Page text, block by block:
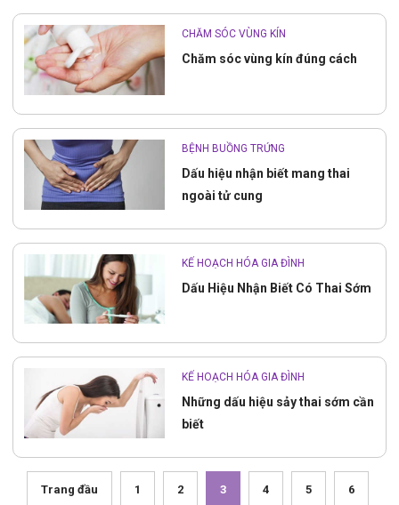
CHĂM SÓC VÙNG KÍN
Chăm sóc vùng kín đúng cách
BỆNH BUỒNG TRỨNG
Dấu hiệu nhận biết mang thai
ngoài tử cung
KẾ HOẠCH HÓA GIA ĐÌNH
Dấu Hiệu Nhận Biết Có Thai Sớm
KẾ HOẠCH HÓA GIA ĐÌNH
Những dấu hiệu sảy thai sớm cần
biết
Trang đầu 1 2 3 4 5 6